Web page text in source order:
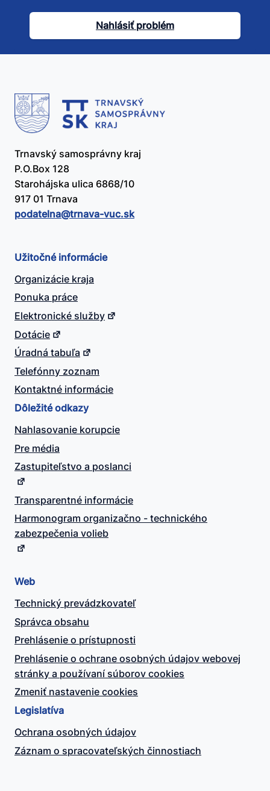
článok
užitočný?
Nahlásiť problém
Trnavský samosprávny kraj
P.O.Box 128
Starohájska ulica 6868/10
917 01 Trnava
podatelna@​trnava-vuc.sk
Užitočné informácie
Organizácie kraja
Ponuka práce
Elektronické služby
Dotácie
Úradná tabuľa
Telefónny zoznam
Kontaktné informácie
Dôležité odkazy
Nahlasovanie korupcie
Pre média
Zastupiteľstvo a poslanci
Transparentné informácie
Harmonogram organizačno - technického
zabezpečenia volieb
Web
Technický prevádzkovateľ
Správca obsahu
Prehlásenie o prístupnosti
Prehlásenie o ochrane osobných údajov webovej
stránky a používaní súborov cookies
Zmeniť nastavenie cookies
Legislatíva
Ochrana osobných údajov
Záznam o spracovateľských činnostiach